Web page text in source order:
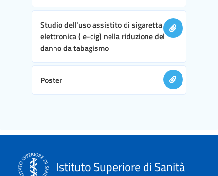
Studio dell'uso assistito di sigaretta
elettronica ( e-cig) nella riduzione del
danno da tabagismo
Poster
Istituto Superiore di Sanità